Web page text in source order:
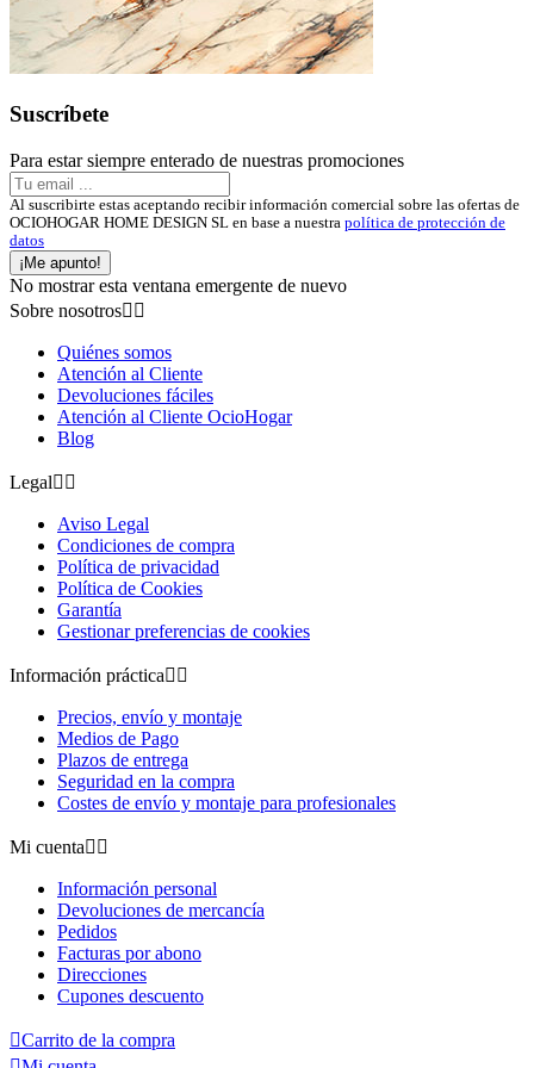
Suscríbete
Para estar siempre enterado de nuestras promociones
Al suscribirte estas aceptando recibir información comercial sobre las ofertas de
OCIOHOGAR HOME DESIGN SL en base a nuestra política de protección de
datos
¡Me apunto!
No mostrar esta ventana emergente de nuevo
Sobre nosotros 
Quiénes somos
Atención al Cliente
Devoluciones fáciles
Atención al Cliente OcioHogar
Blog
Legal 
Aviso Legal
Condiciones de compra
Política de privacidad
Política de Cookies
Garantía
Gestionar preferencias de cookies
Información práctica 
Precios, envío y montaje
Medios de Pago
Plazos de entrega
Seguridad en la compra
Costes de envío y montaje para profesionales
Mi cuenta 
Información personal
Devoluciones de mercancía
Pedidos
Facturas por abono
Direcciones
Cupones descuento
Carrito de la compra